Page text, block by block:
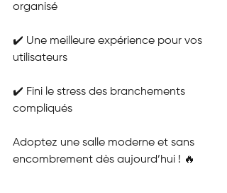
organisé
✔️ Une meilleure expérience pour vos
utilisateurs
✔️ Fini le stress des branchements
compliqués
Adoptez une salle moderne et sans
encombrement dès aujourd’hui ! 🔥